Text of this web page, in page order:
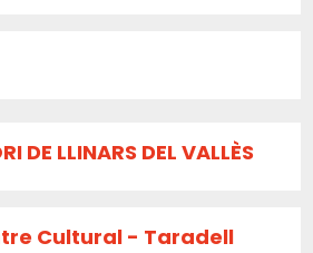
DE LLINARS DEL VALLÈS
Cultural - Taradell